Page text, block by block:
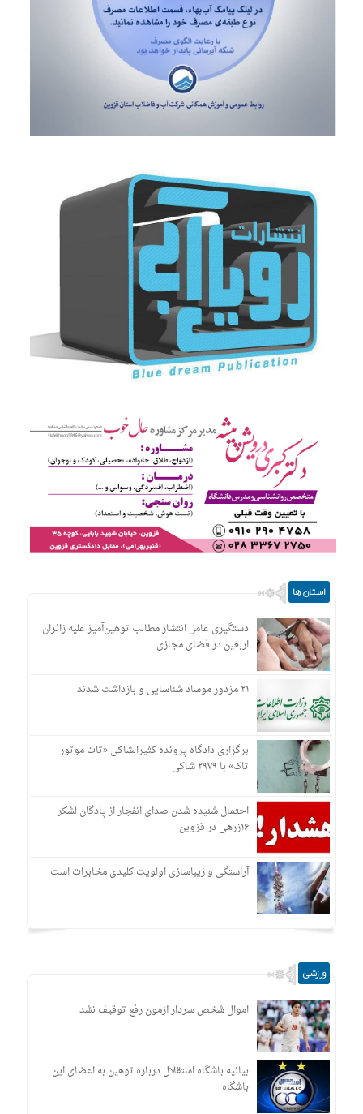
استان ها
دستگیری عامل انتشار مطالب توهین‌آمیز علیه زائران
اربعین در فضای مجازی
۲۱ مزدور موساد شناسایی و بازداشت شدند
برگزاری دادگاه پرونده کثیرالشاکی «تات موتور
تاک» با ۲۹۷۹ شاکی
احتمال شنیده شدن صدای انفجار از پادگان لشکر
۱۶زرهی در قزوین
آراستگی و زیباسازی اولویت کلیدی مخابرات است
ورزشی
اموال شخص سردار آزمون رفع توقیف نشد
بیانیه باشگاه استقلال درباره توهین به اعضای این
باشگاه